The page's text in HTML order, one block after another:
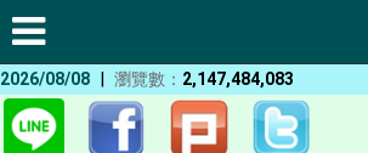
2026/08/08 | 瀏覽數： 2,147,484,083